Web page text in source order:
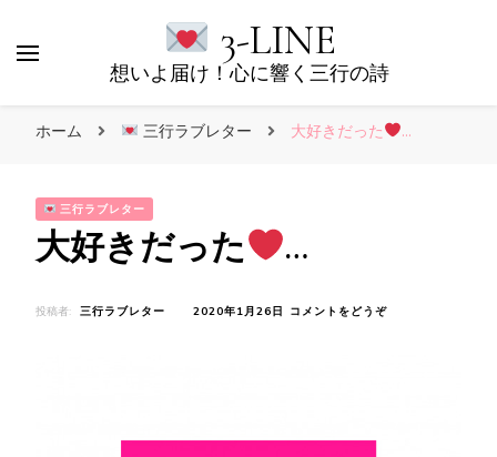
3-LINE
想いよ届け！心に響く三行の詩
ホーム 三行ラブレター 大好きだった …
三行ラブレター
大好きだった …
投稿者: 三行ラブレター 2020年1月26日 コメントをどうぞ(大